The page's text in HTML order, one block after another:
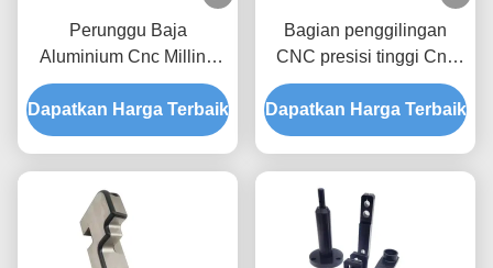
Perunggu Baja
Aluminium Cnc Milling
Bagian Pabrik High
Precision Wear Parts
Dapatkan Harga Terbaik
Bagian penggilingan
CNC presisi tinggi Cnc
Mill Aksesoris Aluminium
Dapatkan Harga Terbaik